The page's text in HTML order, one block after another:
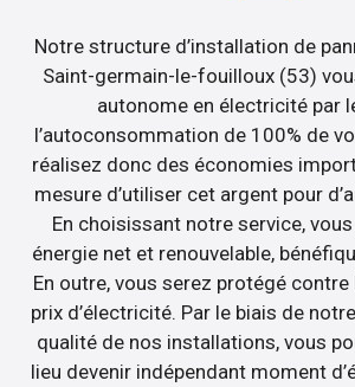
Notre structure d’installation de
Saint-germain-le-fouilloux (53)
autonome en électricité par
l’autoconsommation de 100% de
réalisez donc des économies
mesure d’utiliser cet argent pour
En choisissant notre service,
énergie net et renouvelable,
En outre, vous serez protégé
prix d’électricité. Par le biais de
qualité de nos installations, vous
lieu devenir indépendant moment